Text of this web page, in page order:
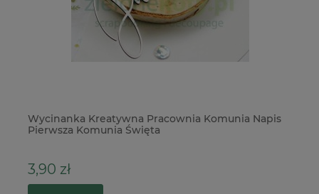
Wycinanka Kreatywna Pracownia Komunia Napis
Pierwsza Komunia Święta
3,90 zł